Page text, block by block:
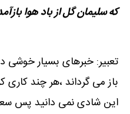
که سلیمان گل از باد هوا
تعبیر: خبرهای بسیار خوشی
باز می گرداند ،هر چند
این شادی نمی دانید پس سعی